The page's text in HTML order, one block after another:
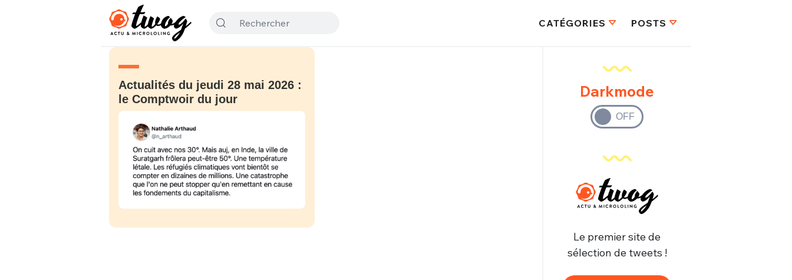
CATÉGORIES POSTS
Actualités du jeudi 28 mai 2026 :
le Comptwoir du jour
Darkmode
Le premier site de
sélection de tweets !